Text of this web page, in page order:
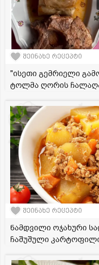
შეინახე რეცეპტი
"ისეთი გემრიელი
ტოლმა ღორის
შეინახე რეცეპტი
ნამდვილი ოჯახური
ჩაშუშული